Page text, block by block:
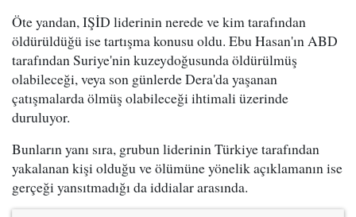
Öte yandan, IŞİD liderinin nerede ve kim tarafından
öldürüldüğü ise tartışma konusu oldu. Ebu Hasan'ın ABD
tarafından Suriye'nin kuzeydoğusunda öldürülmüş
olabileceği, veya son günlerde Dera'da yaşanan
çatışmalarda ölmüş olabileceği ihtimali üzerinde
duruluyor.
Bunların yanı sıra, grubun liderinin Türkiye tarafından
yakalanan kişi olduğu ve ölümüne yönelik açıklamanın ise
gerçeği yansıtmadığı da iddialar arasında.